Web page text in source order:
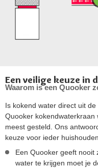
Een veilige keuze in
Waarom is een Quooker
Is kokend water direct uit
Quooker
meest gesteld. Ons
keuze voor ieder
Een Quooker geeft nooit
water te krijgen moet je